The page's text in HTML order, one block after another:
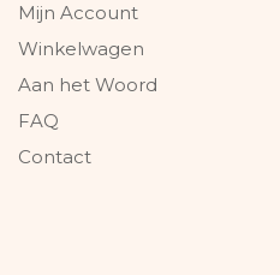
Mijn Account
Winkelwagen
Aan het Woord
FAQ
Contact